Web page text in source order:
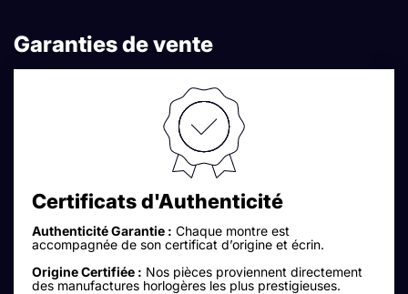
Garanties de vente
Certificats d'Authenticité
Authenticité Garantie : Chaque montre est
accompagnée de son certificat d’origine et écrin.
Origine Certifiée : Nos pièces proviennent directement
des manufactures horlogères les plus prestigieuses.